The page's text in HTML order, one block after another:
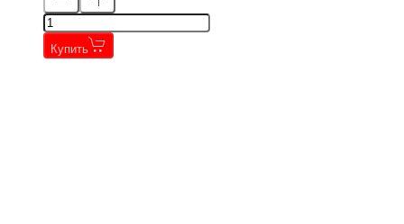
Купить